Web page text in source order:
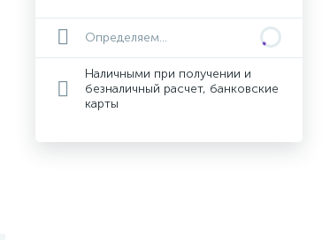
Определяем...
Наличными при получении и
безналичный расчет, банковские
карты